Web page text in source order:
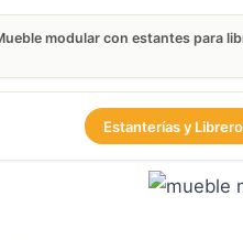
modular con estantes para
Estanterías y